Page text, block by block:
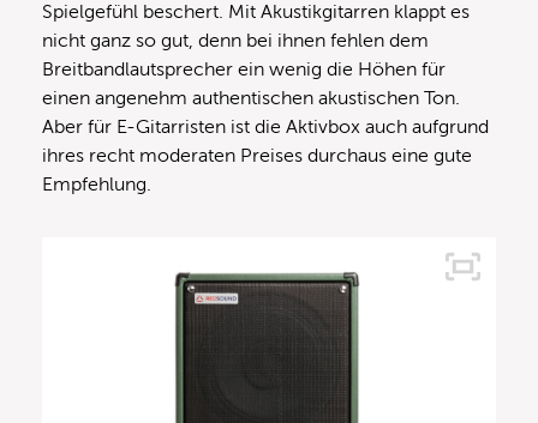
Spielgefühl beschert. Mit Akustikgitarren klappt es
nicht ganz so gut, denn bei ihnen fehlen dem
Breitbandlautsprecher ein wenig die Höhen für
einen angenehm authentischen akustischen Ton.
Aber für E-Gitarristen ist die Aktivbox auch aufgrund
ihres recht moderaten Preises durchaus eine gute
Empfehlung.